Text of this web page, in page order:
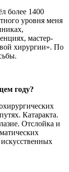
более 1400
уровня меня
мастер-
хирургии». По
году?
Катаракта.
Отслойка и